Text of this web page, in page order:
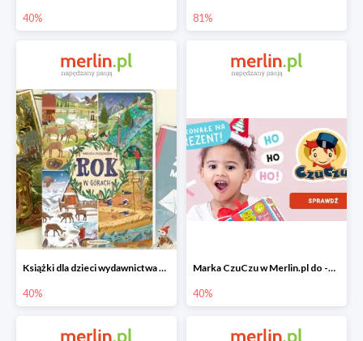
40% 81%
Książki dla dzieci wydawnictwa Nasza Księgarnia w Merlin.pl do -40%
40%
Marka CzuCzu w Merlin.pl do -40%
40%